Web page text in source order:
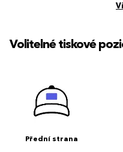
Volitelné tiskové
Přední strana